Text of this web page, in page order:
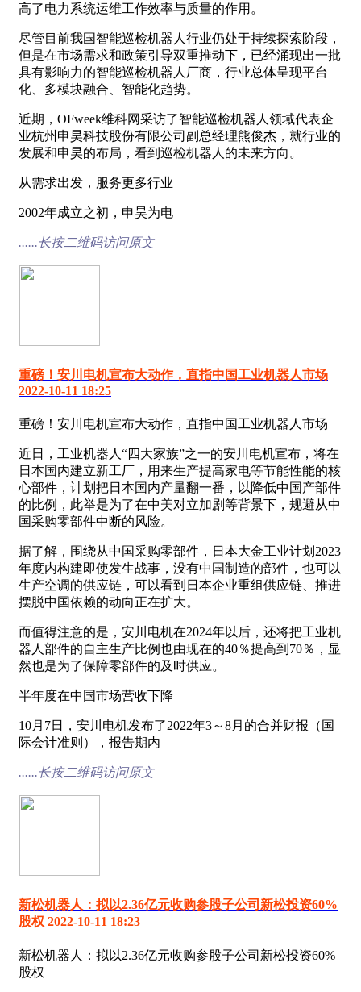
高了电力系统运维工作效率与质量的作用。
尽管目前我国智能巡检机器人行业仍处于持续探索阶段，
但是在市场需求和政策引导双重推动下，已经涌现出一批
具有影响力的智能巡检机器人厂商，行业总体呈现平台
化、多模块融合、智能化趋势。
近期，OFweek维科网采访了智能巡检机器人领域代表企
业杭州申昊科技股份有限公司副总经理熊俊杰，就行业的
发展和申昊的布局，看到巡检机器人的未来方向。
从需求出发，服务更多行业
2002年成立之初，申昊为电
......长按二维码访问原文
重磅！安川电机宣布大动作，直指中国工业机器人市场
2022-10-11 18:25
重磅！安川电机宣布大动作，直指中国工业机器人市场
近日，工业机器人“四大家族”之一的安川电机宣布，将在
日本国内建立新工厂，用来生产提高家电等节能性能的核
心部件，计划把日本国内产量翻一番，以降低中国产部件
的比例，此举是为了在中美对立加剧等背景下，规避从中
国采购零部件中断的风险。
据了解，围绕从中国采购零部件，日本大金工业计划2023
年度内构建即使发生战事，没有中国制造的部件，也可以
生产空调的供应链，可以看到日本企业重组供应链、推进
摆脱中国依赖的动向正在扩大。
而值得注意的是，安川电机在2024年以后，还将把工业机
器人部件的自主生产比例也由现在的40％提高到70％，显
然也是为了保障零部件的及时供应。
半年度在中国市场营收下降
10月7日，安川电机发布了2022年3～8月的合并财报（国
际会计准则），报告期内
......长按二维码访问原文
新松机器人：拟以2.36亿元收购参股子公司新松投资60%
股权 2022-10-11 18:23
新松机器人：拟以2.36亿元收购参股子公司新松投资60%
股权